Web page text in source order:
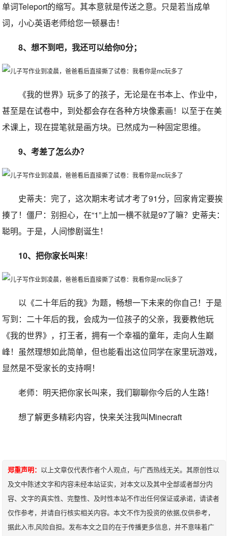
单词Teleport的缩写。其本意就是传送之意。只是若当成单
词，小心英语老师给您一顿暴击！
8、想不到吧，我还可以给你0分；
《我的世界》玩多了的孩子，无论是在书本上、作业中，
甚至是在试卷中，到处都会存在各种方块像素画！以至于在美
术课上，现在提笔就是画方块。已然成为一种固定思维。
9、考差了怎么办？
史蒂夫：完了，这次期末考试才考了91分，回家肯定要挨
揍了！僵尸：别担心，在“1”上加一横不就是97了嘛？史蒂夫：
聪明。于是，人间惨剧诞生！
10、把你家长叫来！
以《二十年后的我》为题，畅想一下未来的你自己！于是
写到：二十年后的我，会成为一位孩子的父亲，我要教他玩
《我的世界》，打王者，拥有一个幸福的童年，走向人生巅
峰！虽然理想如此简单，但也能看出这位同学在家里玩游戏，
显然是不受家长的支持啊！
老师：明天把你家长叫来，我们聊聊你今后的人生路！
想了解更多精彩内容，快来关注我叫Minecraft
郑重声明： 以上文章仅代表作者个人观点，与广西热线无关。其原创性以
及文中陈述文字和内容未经本站证实，对本文以及其中全部或者部分内
容、文字的真实性、完整性、及时性本站不作出任何保证或承诺，请读者
仅作参考，并请自行核实相关内容。本文不作为投资的依据,仅供参考，
据此入市,风险自担。发布本文之目的在于传播更多信息，并不意味着广